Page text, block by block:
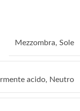
Mezzombra, Sole
acido, Neutro